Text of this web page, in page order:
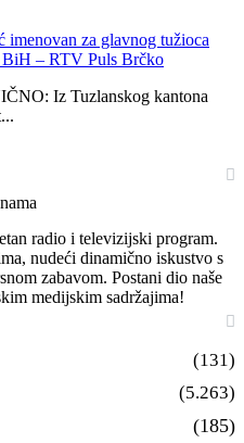
imenovan za glavnog tužioca
– RTV Puls Brčko
Iz Tuzlanskog kantona
radio i televizijski program.
nudeći dinamično iskustvo s
zabavom. Postani dio naše
medijskim sadržajima!
(131)
(5.263)
(185)